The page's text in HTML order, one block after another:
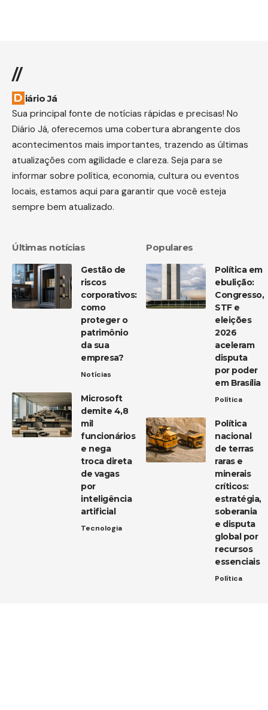
//
Diário Já
Sua principal fonte de notícias rápidas e precisas! No
Diário Já, oferecemos uma cobertura abrangente dos
acontecimentos mais importantes, trazendo as últimas
atualizações com agilidade e clareza. Seja para se
informar sobre política, economia, cultura ou eventos
locais, estamos aqui para garantir que você esteja
sempre bem atualizado.
Últimas notícias
Gestão de
riscos
corporativos:
como
proteger o
patrimônio
da sua
empresa?
Notícias
Microsoft
demite 4,8
mil
funcionários
e nega
troca direta
de vagas
por
inteligência
artificial
Tecnologia
Populares
Política em
ebulição:
Congresso,
STF e
eleições
2026
aceleram
disputa
por poder
em Brasília
Política
Política
nacional
de terras
raras e
minerais
críticos:
estratégia,
soberania
e disputa
global por
recursos
essenciais
Política